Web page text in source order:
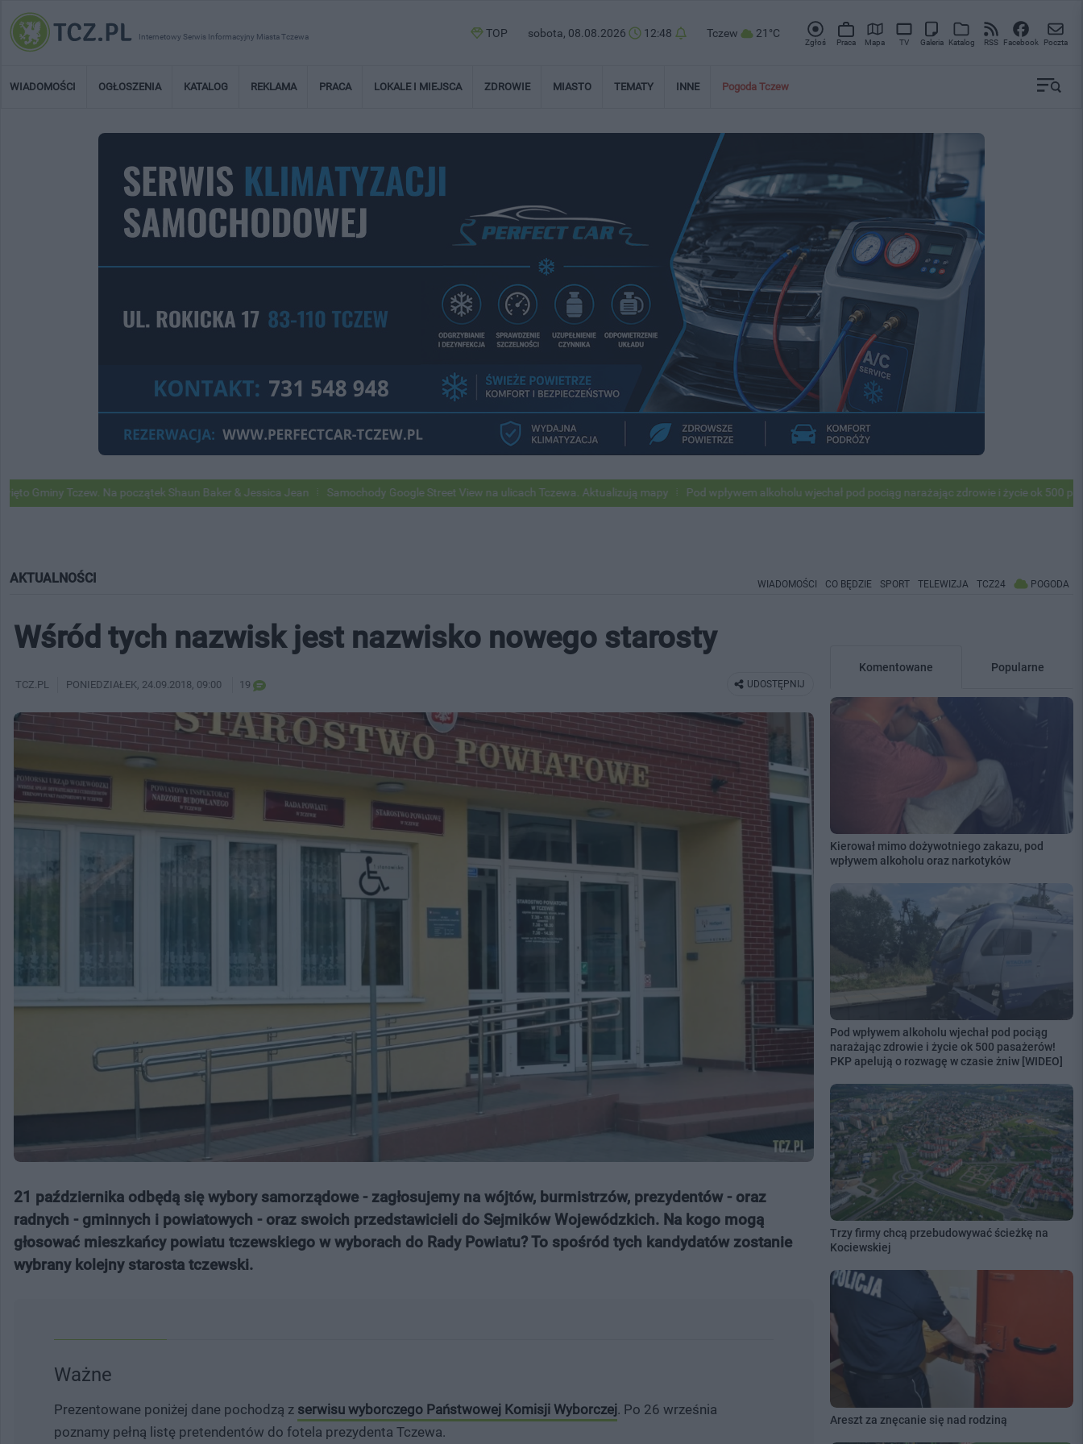
Internetowy Serwis Informacyjny Miasta Tczewa TOP sobota, 08.08.2026 12:48 Tczew 21°C
Zgłoś Praca Mapa TV Galeria Katalog RSS Facebook Poczta
WIADOMOŚCI OGŁOSZENIA KATALOG REKLAMA PRACA LOKALE I MIEJSCA ZDROWIE MIASTO TEMATY INNE Pogoda Tczew
Na początek Shaun Baker & Jessica Jean Samochody Google Street View na ulicach Tczewa. Aktualizują mapy Pod wpływem alkoholu wjechał pod pociąg narażając zdrowie i życie ok 500 pasażerów!
AKTUALNOŚCI WIADOMOŚCI CO BĘDZIE SPORT TELEWIZJA TCZ24 POGODA
Wśród tych nazwisk jest nazwisko nowego starosty
UDOSTĘPNIJ
TCZ.PL PONIEDZIAŁEK, 24.09.2018, 09:00 19
21 października odbędą się wybory samorządowe - zagłosujemy na wójtów, burmistrzów, prezydentów - oraz
radnych - gminnych i powiatowych - oraz swoich przedstawicieli do Sejmików Wojewódzkich. Na kogo mogą
głosować mieszkańcy powiatu tczewskiego w wyborach do Rady Powiatu? To spośród tych kandydatów zostanie
wybrany kolejny starosta tczewski.
Ważne
Prezentowane poniżej dane pochodzą z serwisu wyborczego Państwowej Komisji Wyborczej. Po 26 września
poznamy pełną listę pretendentów do fotela prezydenta Tczewa.
Komentowane Popularne
Kierował mimo dożywotniego zakazu, pod
wpływem alkoholu oraz narkotyków
Pod wpływem alkoholu wjechał pod pociąg
narażając zdrowie i życie ok 500 pasażerów!
PKP apelują o rozwagę w czasie żniw [WIDEO]
Trzy firmy chcą przebudowywać ścieżkę na
Kociewskiej
Areszt za znęcanie się nad rodziną